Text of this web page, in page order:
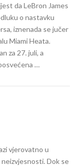
da LeBron James
o nastavku
iznenada se jučer
Miami Heata.
za 27. juli, a
…
vjerovatno u
Dok se